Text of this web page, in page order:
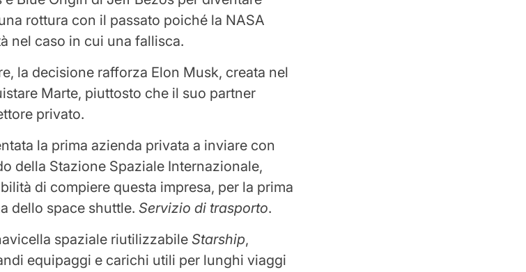
rottura con il passato poiché la NASA
nel caso in cui una fallisca.
la decisione rafforza Elon Musk, creata nel
Marte, piuttosto che il suo partner
privato.
la prima azienda privata a inviare con
della Stazione Spaziale Internazionale,
di compiere questa impresa, per la prima
dello space shuttle.Servizio di trasporto.
spaziale riutilizzabileStarship,
equipaggi e carichi utili per lunghi viaggi